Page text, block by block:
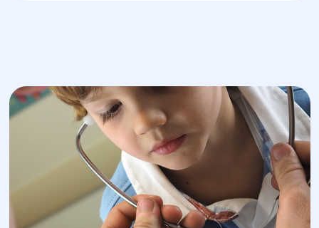
сучасна діагностика (ЕХО-КГ, ЕКГ) та
ефективні методи лікування.